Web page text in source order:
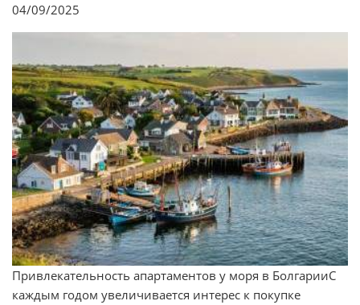
04/09/2025
Привлекательность апартаментов у моря в БолгарииС
каждым годом увеличивается интерес к покупке